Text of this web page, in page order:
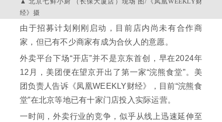
北京七鲜小厨 （长保大厦店）现场 图/《凤凰WEEKLY财
经》摄
由于招募计划刚刚启动，目前店内尚未有合作商
家，但已有不少商家有成为合伙人的意愿。
外卖平台下场“开店”并不是京东首创，早在2024年
12月，美团便在望京开出了第一家“浣熊食堂”。美
团负责人告诉《凤凰WEEKLY财经》，目前“浣熊食
堂”在北京等地已有十家门店投入实际运营。
一时间，外卖行业的竞争，似乎从线上迅速延伸至